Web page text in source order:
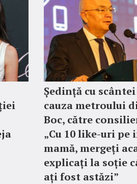
Ședință cu
cauza metroului
Boc, către
„Cu 10 like-uri pe
mamă, mergeți
explicați la soție
ați fost astăzi”